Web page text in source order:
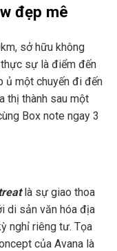
đẹp mê
sở hữu không
thực sự là điểm đến
ủ một chuyến đi đến
thị thành sau một
Box note ngay 3
là sự giao thoa
di sản văn hóa địa
nghỉ riêng tư. Tọa
của Avana là